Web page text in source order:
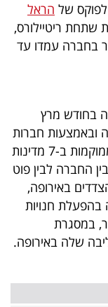
של הראל
שתחת ריטיילורס,
בחברה עמדו עד
בחודש מרץ
ובאמצעות חברות
המוחזקות על ידה 16 חנויות של נייקי הממוקמות ב-7 מדינות
החברה לבין פוט
באירופה,
בהפעלת חנויות
במסגרת
שלה באירופה.